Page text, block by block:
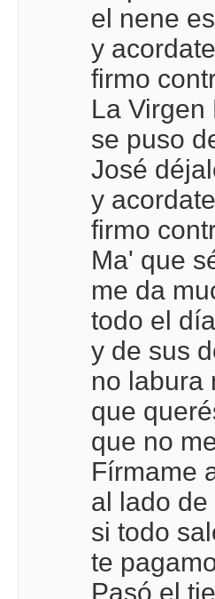
el nene
y
firmo
La Virgen
se puso
José
y
firmo
Ma' que
me da
todo el
y de sus
no labura
que
que no
Fírmame
al lado de
si todo
te
Pasó el